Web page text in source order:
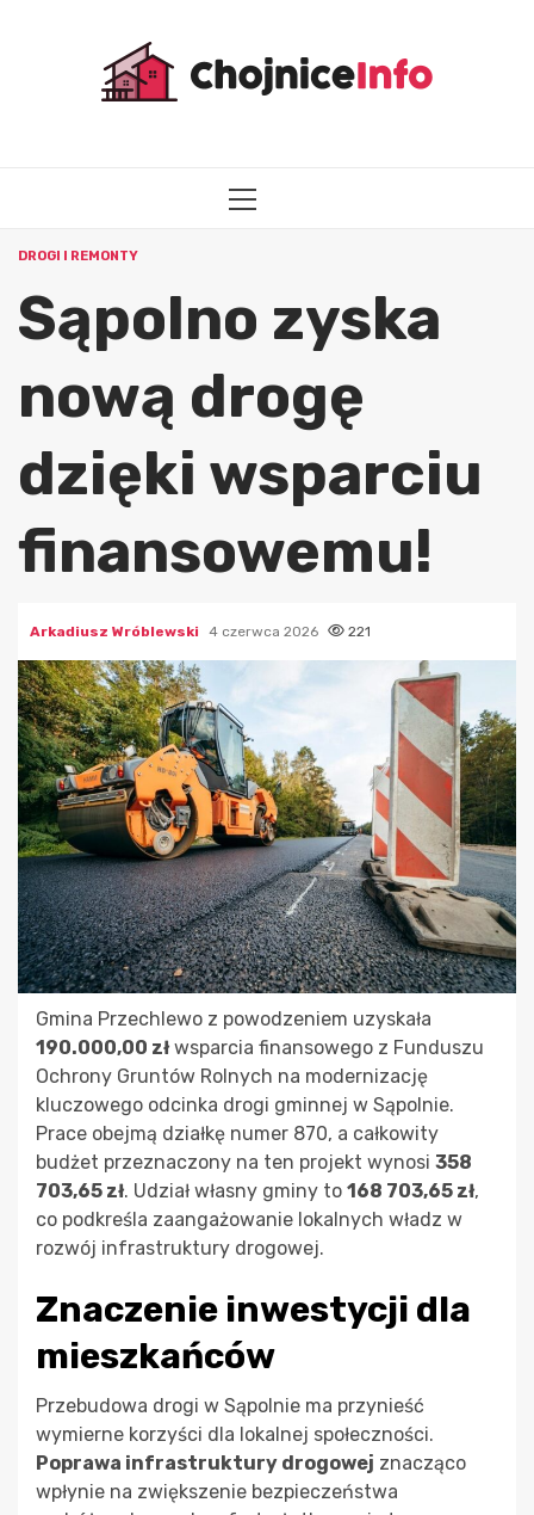
MENU
DROGI I REMONTY
Sąpolno zyska
nową drogę
dzięki wsparciu
finansowemu!
Arkadiusz Wróblewski 4 czerwca 2026 221
Gmina Przechlewo z powodzeniem uzyskała
190.000,00 zł wsparcia finansowego z Funduszu
Ochrony Gruntów Rolnych na modernizację
kluczowego odcinka drogi gminnej w Sąpolnie.
Prace obejmą działkę numer 870, a całkowity
budżet przeznaczony na ten projekt wynosi 358
703,65 zł. Udział własny gminy to 168 703,65 zł,
co podkreśla zaangażowanie lokalnych władz w
rozwój infrastruktury drogowej.
Znaczenie inwestycji dla
mieszkańców
Przebudowa drogi w Sąpolnie ma przynieść
wymierne korzyści dla lokalnej społeczności.
Poprawa infrastruktury drogowej znacząco
wpłynie na zwiększenie bezpieczeństwa